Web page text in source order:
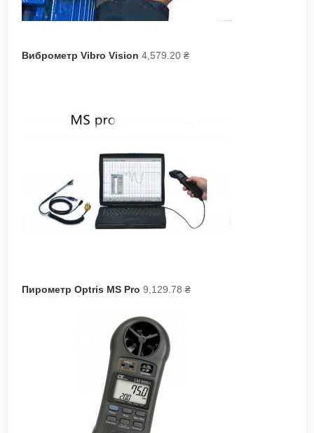
Виброметр Vibro Vision 4,579.20 ₴
Пирометр Optris MS Pro 9,129.78 ₴